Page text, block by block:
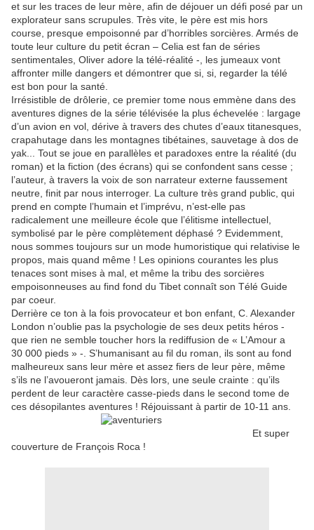
et sur les traces de leur mère, afin de déjouer un défi posé par un
explorateur sans scrupules. Très vite, le père est mis hors
course, presque empoisonné par d’horribles sorcières. Armés de
toute leur culture du petit écran – Celia est fan de séries
sentimentales, Oliver adore la télé-réalité -, les jumeaux vont
affronter mille dangers et démontrer que si, si, regarder la télé
est bon pour la santé.
Irrésistible de drôlerie, ce premier tome nous emmène dans des
aventures dignes de la série télévisée la plus échevelée : largage
d’un avion en vol, dérive à travers des chutes d’eaux titanesques,
crapahutage dans les montagnes tibétaines, sauvetage à dos de
yak... Tout se joue en parallèles et paradoxes entre la réalité (du
roman) et la fiction (des écrans) qui se confondent sans cesse ;
l’auteur, à travers la voix de son narrateur externe faussement
neutre, finit par nous interroger. La culture très grand public, qui
prend en compte l’humain et l’imprévu, n’est-elle pas
radicalement une meilleure école que l’élitisme intellectuel,
symbolisé par le père complètement déphasé ? Evidemment,
nous sommes toujours sur un mode humoristique qui relativise le
propos, mais quand même ! Les opinions courantes les plus
tenaces sont mises à mal, et même la tribu des sorcières
empoisonneuses au find fond du Tibet connaît son Télé Guide
par coeur.
Derrière ce ton à la fois provocateur et bon enfant, C. Alexander
London n’oublie pas la psychologie de ses deux petits héros -
que rien ne semble toucher hors la rediffusion de « L’Amour a
30 000 pieds » -. S’humanisant au fil du roman, ils sont au fond
malheureux sans leur mère et assez fiers de leur père, même
s’ils ne l’avoueront jamais. Dès lors, une seule crainte : qu’ils
perdent de leur caractère casse-pieds dans le second tome de
ces désopilantes aventures ! Réjouissant à partir de 10-11 ans.
Et super
couverture de François Roca !